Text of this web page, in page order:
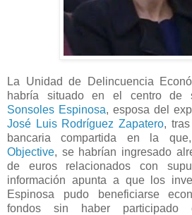
La Unidad de Delincuencia
habría situado en el centro de
Sonsoles Espinosa, esposa del
José Luis Rodríguez Zapatero,
bancaria compartida en la
Objective, se habrían ingresado
de euros relacionados con
información apunta a que los
Espinosa pudo beneficiarse
fondos sin haber participado